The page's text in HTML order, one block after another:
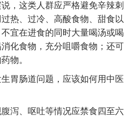
，这类人群应严格避免辛辣刺
热、过冷、高酸食物、甜食以
宜在进食的同时大量喝汤或喝
化食物，充分咀嚼食物；还可
物。
胃肠道问题，应该如何用中医
泻、呕吐等情况应禁食四至六